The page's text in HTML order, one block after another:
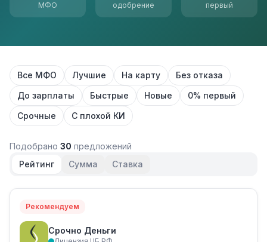
МФО одобрение первый
Все МФО Лучшие На карту
Без отказа
До зарплаты
Быстрые Новые
0% первый
Срочные
С плохой КИ
Подобрано 30 предложений
Рейтинг
Сумма Ставка
Рекомендуем
Срочно Деньги